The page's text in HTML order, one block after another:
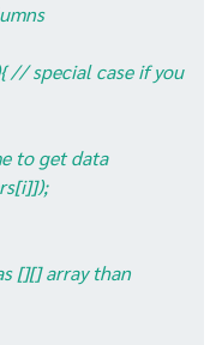
special case if you
to get data
[][] array than